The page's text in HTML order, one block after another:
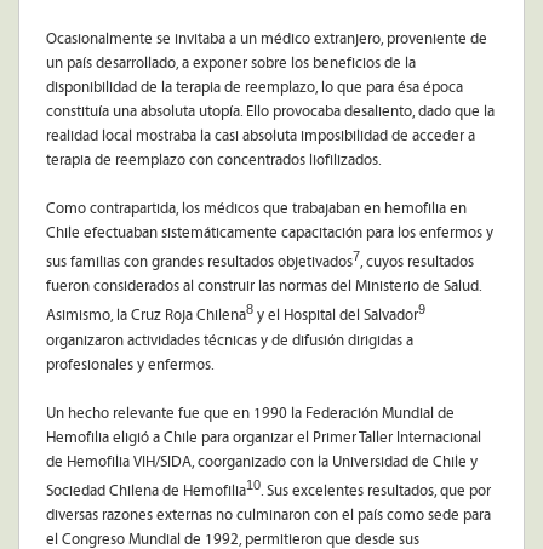
Ocasionalmente se invitaba a un médico extranjero, proveniente de
un país desarrollado, a exponer sobre los beneficios de la
disponibilidad de la terapia de reemplazo, lo que para ésa época
constituía una absoluta utopía. Ello provocaba desaliento, dado que la
realidad local mostraba la casi absoluta imposibilidad de acceder a
terapia de reemplazo con concentrados liofilizados.
Como contrapartida, los médicos que trabajaban en hemofilia en
Chile efectuaban sistemáticamente capacitación para los enfermos y
sus familias con grandes resultados objetivados7, cuyos resultados
fueron considerados al construir las normas del Ministerio de Salud.
Asimismo, la Cruz Roja Chilena8 y el Hospital del Salvador9
organizaron actividades técnicas y de difusión dirigidas a
profesionales y enfermos.
Un hecho relevante fue que en 1990 la Federación Mundial de
Hemofilia eligió a Chile para organizar el Primer Taller Internacional
de Hemofilia VIH/SIDA, coorganizado con la Universidad de Chile y
Sociedad Chilena de Hemofilia10. Sus excelentes resultados, que por
diversas razones externas no culminaron con el país como sede para
el Congreso Mundial de 1992, permitieron que desde sus